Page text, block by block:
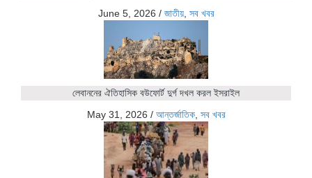
June 5, 2026 / জাতীয়, সব খবর
লেবাননের ঐতিহাসিক বউফোর্ট দুর্গ দখল করল ইসরাইল
May 31, 2026 / আন্তর্জাতিক, সব খবর